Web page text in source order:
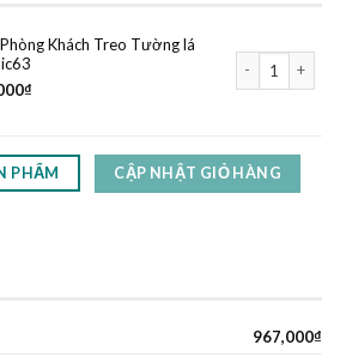
Khách Treo Tường lá
₫
PHẨM CẬP NHẬT GIỎ HÀNG
967,000₫